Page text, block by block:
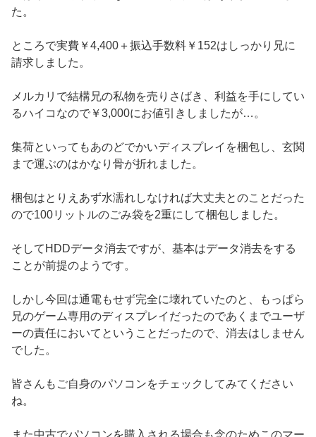
た。
ところで実費￥4,400＋振込手数料￥152はしっかり兄に
請求しました。
メルカリで結構兄の私物を売りさばき、利益を手にしてい
るハイコなので￥3,000にお値引きしましたが…。
集荷といってもあのどでかいディスプレイを梱包し、玄関
まで運ぶのはかなり骨が折れました。
梱包はとりえあず水濡れしなければ大丈夫とのことだった
ので100リットルのごみ袋を2重にして梱包しました。
そしてHDDデータ消去ですが、基本はデータ消去をする
ことが前提のようです。
しかし今回は通電もせず完全に壊れていたのと、もっぱら
兄のゲーム専用のディスプレイだったのであくまでユーザ
ーの責任においてということだったので、消去はしません
でした。
皆さんもご自身のパソコンをチェックしてみてください
ね。
また中古でパソコンを購入される場合も念のためこのマー